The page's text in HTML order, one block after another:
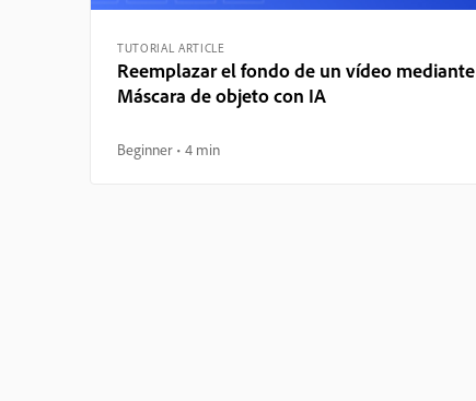
TUTORIAL ARTICLE
Reemplazar el fondo de un vídeo mediante
Máscara de objeto con IA
Beginner 4 min